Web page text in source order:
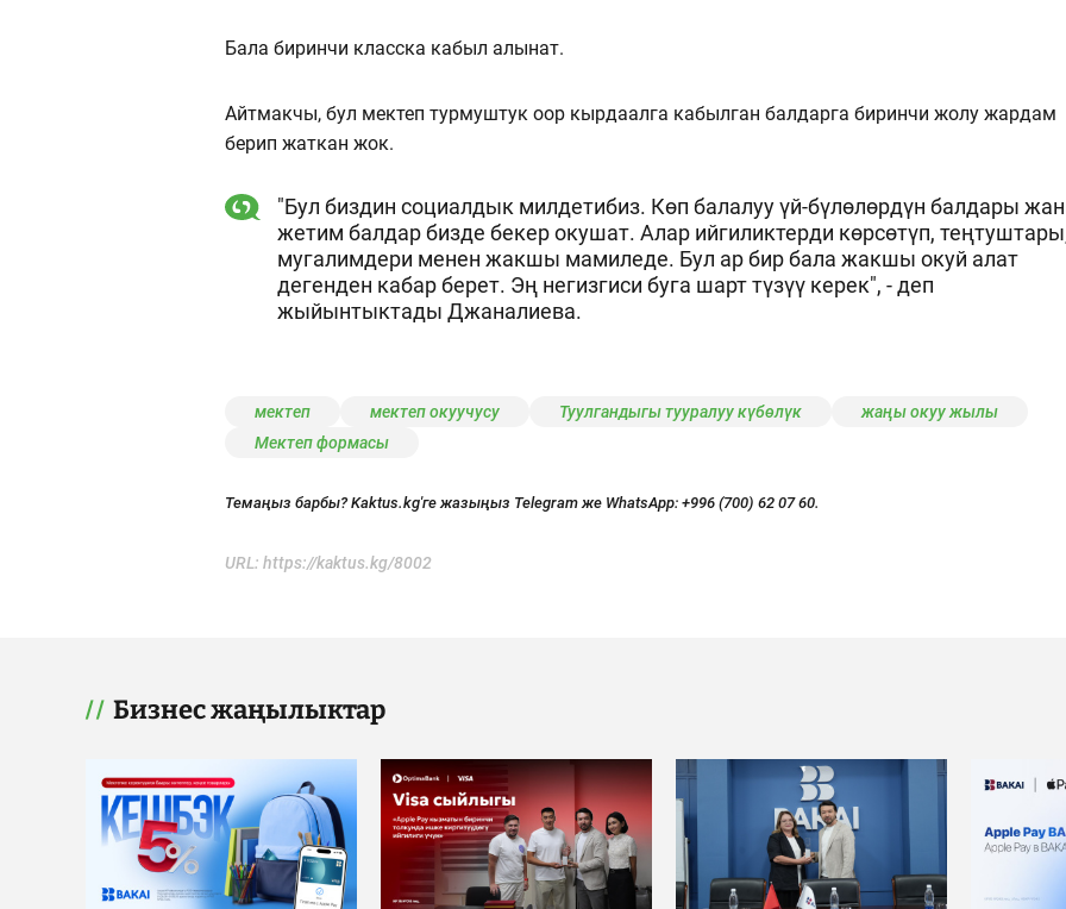
Бала биринчи класска кабыл алынат.
Айтмакчы, бул мектеп турмуштук оор кырдаалга кабылган балдарга биринчи жолу жардам
берип жаткан жок.
"Бул биздин социалдык милдетибиз. Көп балалуу үй-бүлөлөрдүн балдары
жетим балдар бизде бекер окушат. Алар ийгиликтерди көрсөтүп,
мугалимдери менен жакшы мамиледе. Бул ар бир бала жакшы окуй алат
дегенден кабар берет. Эң негизгиси буга шарт түзүү керек", - деп
жыйынтыктады Джаналиева.
мектеп мектеп окуучусу Туулгандыгы тууралуу күбөлүк
жаңы окуу жылы
Мектеп формасы
Темаңыз барбы? Kaktus.kg'ге жазыңыз Telegram же WhatsApp: +996 (700) 62 07 60.
URL: https://kaktus.kg/8002
Бизнес жаңылыктар